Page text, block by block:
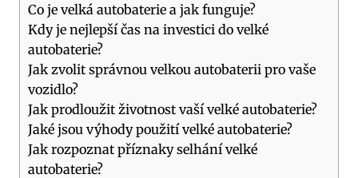
Co je velká autobaterie⁢ a jak funguje?
Kdy je‍ nejlepší čas ⁣na investici do velké​
autobaterie?
Jak ⁣zvolit správnou​ velkou‌ autobaterii pro vaše⁣
vozidlo?
Jak⁢ prodloužit ⁣životnost vaší velké autobaterie?
Jaké jsou výhody použití ‌velké⁢ autobaterie?
Jak‌ rozpoznat‌ příznaky ‍selhání‍ velké
autobaterie?